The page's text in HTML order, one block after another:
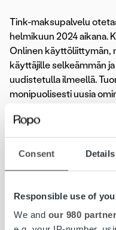
Consent Details
Responsible use of
We and our 980
Tink-maksupalvelu
helmikuun 2024 aikana.
Onlinen käyttöliittymän,
käyttäjille selkeämmän
uudistetulla ilmeellä.
monipuolisesti uusia
Kerromme
tuomme niitä
itsenäisesti 24/7.
maksusuunnitelman,